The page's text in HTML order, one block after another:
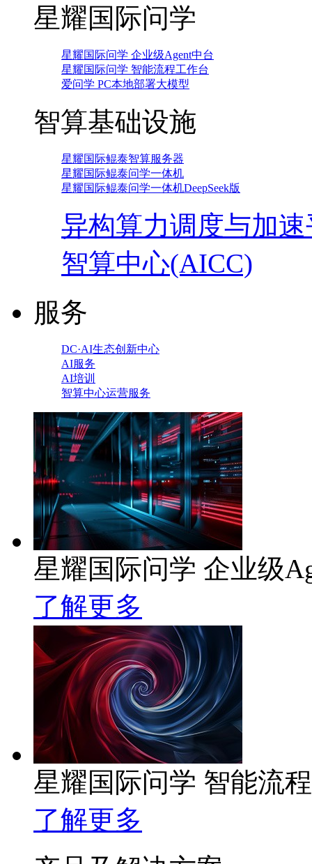
星耀国际问学
星耀国际问学 企业级Agent中台
星耀国际问学 智能流程工作台
爱问学 PC本地部署大模型
智算基础设施
星耀国际鲲泰智算服务器
星耀国际鲲泰问学一体机
星耀国际鲲泰问学一体机DeepSeek版
异构算力调度与加
智算中心(AICC)
服务
DC·AI生态创新中心
AI服务
AI培训
智算中心运营服务
星耀国际问学 企业级
了解更多
星耀国际问学 智能流
了解更多